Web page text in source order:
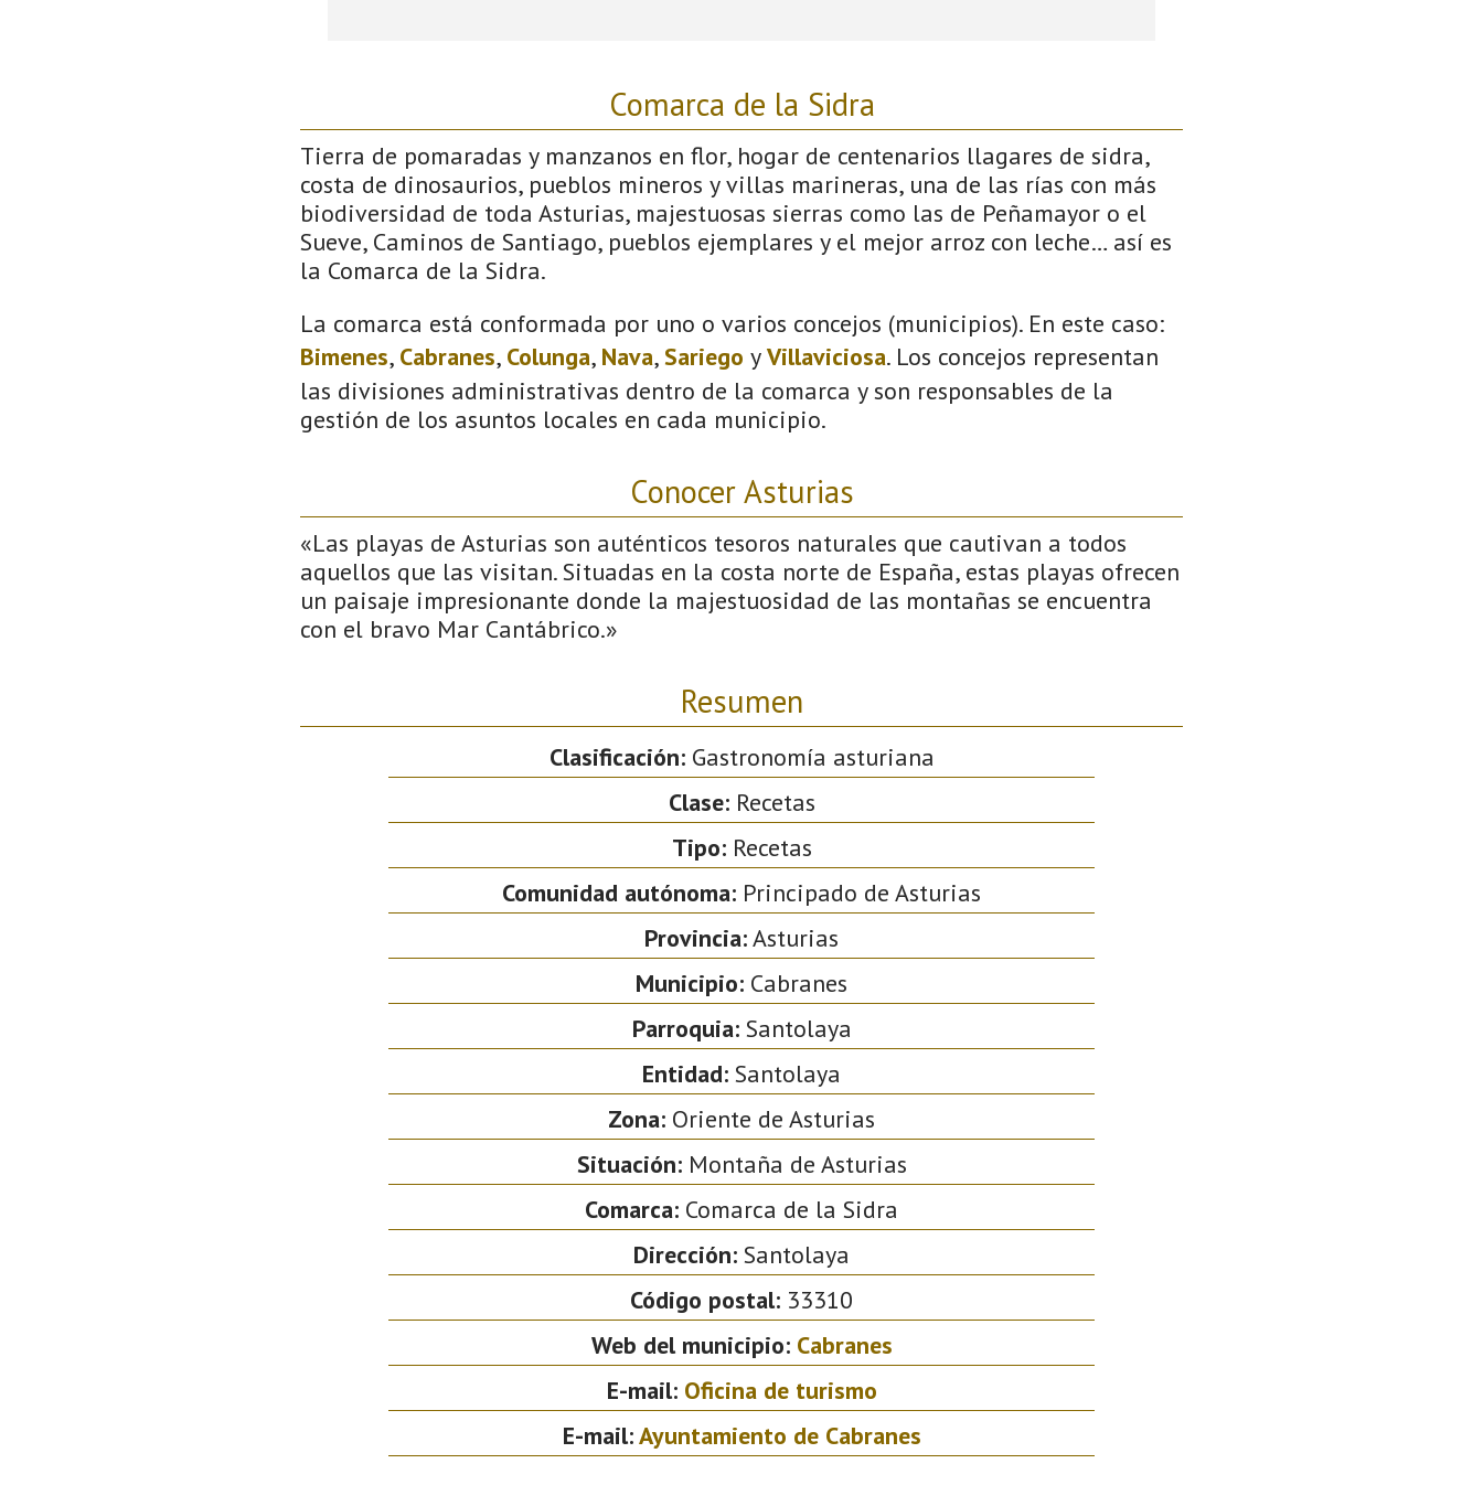
Comarca de la Sidra
Tierra de pomaradas y manzanos en flor, hogar de centenarios llagares de sidra,
costa de dinosaurios, pueblos mineros y villas marineras, una de las rías con más
biodiversidad de toda Asturias, majestuosas sierras como las de Peñamayor o el
Sueve, Caminos de Santiago, pueblos ejemplares y el mejor arroz con leche… así es
la Comarca de la Sidra.
La comarca está conformada por uno o varios concejos (municipios). En este caso:
Bimenes, Cabranes, Colunga, Nava,Sariego yVillaviciosa. Los concejos representan
las divisiones administrativas dentro de la comarca y son responsables de la
gestión de los asuntos locales en cada municipio.
Conocer Asturias
«Las playas de Asturias son auténticos tesoros naturales que cautivan a todos
aquellos que las visitan. Situadas en la costa norte de España, estas playas ofrecen
un paisaje impresionante donde la majestuosidad de las montañas se encuentra
con el bravo Mar Cantábrico.»
Resumen
Clasificación:Gastronomía asturiana
Clase:Recetas
Tipo:Recetas
Comunidad autónoma: Principado de Asturias
Provincia:Asturias
Municipio: Cabranes
Parroquia:Santolaya
Entidad: Santolaya
Zona: Oriente de Asturias
Situación:Montaña de Asturias
Comarca: Comarca de la Sidra
Dirección: Santolaya
Código postal: 33310
Web del municipio: Cabranes
E-mail: Oficina de turismo
E-mail:Ayuntamiento de Cabranes